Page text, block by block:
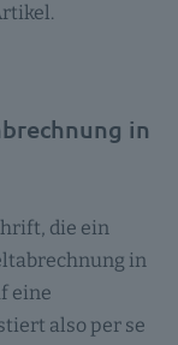
in
die ein
in
eine
also per se